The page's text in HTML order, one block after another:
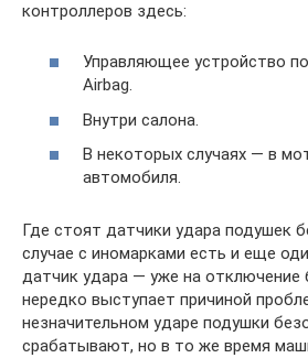
контроллеров здесь:
Управляющее устройство
Airbag.
Внутри салона.
В некоторых случаях — в
автомобиля.
Где стоят датчики удара подушек
случае с иномарками есть и еще
датчик удара — уже на отключение
нередко выступает причиной
незначительном ударе подушки
срабатывают, но в то же время